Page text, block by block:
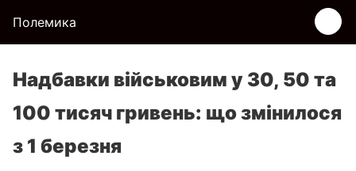
Полемика
Надбавки військовим у 30, 50 та
100 тисяч гривень: що змінилося
з 1 березня